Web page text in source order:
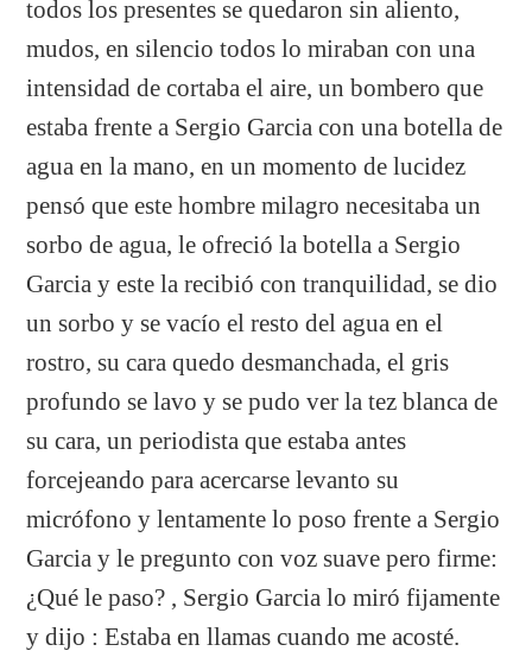
todos los presentes se quedaron sin aliento,
mudos, en silencio todos lo miraban con una
intensidad de cortaba el aire, un bombero que
estaba frente a Sergio Garcia con una botella de
agua en la mano, en un momento de lucidez
pensó que este hombre milagro necesitaba un
sorbo de agua, le ofreció la botella a Sergio
Garcia y este la recibió con tranquilidad, se dio
un sorbo y se vacío el resto del agua en el
rostro, su cara quedo desmanchada, el gris
profundo se lavo y se pudo ver la tez blanca de
su cara, un periodista que estaba antes
forcejeando para acercarse levanto su
micrófono y lentamente lo poso frente a Sergio
Garcia y le pregunto con voz suave pero firme:
¿Qué le paso? , Sergio Garcia lo miró fijamente
y dijo : Estaba en llamas cuando me acosté.